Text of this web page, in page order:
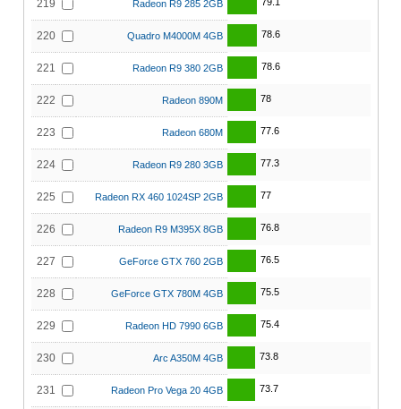
219 Radeon R9 285 2GB
220 Quadro M4000M 4GB 78.6
221 Radeon R9 380 2GB 78.6
222 Radeon 890M 78
223 Radeon 680M 77.6
224 Radeon R9 280 3GB 77.3
225 Radeon RX 460 1024SP 2GB 77
226 Radeon R9 M395X 8GB 76.8
227 GeForce GTX 760 2GB 76.5
228 GeForce GTX 780M 4GB 75.5
229 Radeon HD 7990 6GB 75.4
230 Arc A350M 4GB 73.8
231 Radeon Pro Vega 20 4GB 73.7